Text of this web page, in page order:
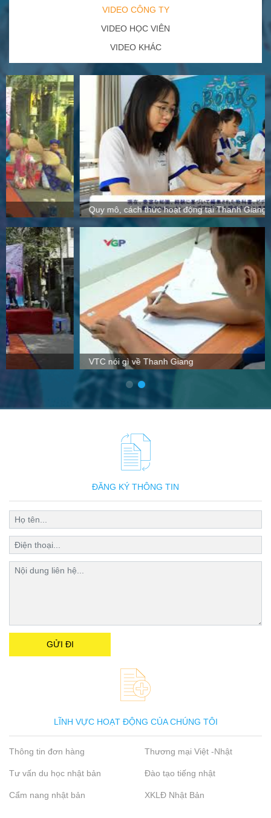
VIDEO CÔNG TY
VIDEO HỌC VIÊN
VIDEO KHÁC
Quy mô, cách thức hoạt động tại Thanh Giang
VTC nói gì về Thanh Giang
ĐĂNG KÝ THÔNG TIN
LĨNH VỰC HOẠT ĐỘNG CỦA CHÚNG TÔI
Thông tin đơn hàng Thương mại Việt -Nhật
Tư vấn du học nhật bản Đào tạo tiếng nhật
Cẩm nang nhật bản XKLĐ Nhật Bản